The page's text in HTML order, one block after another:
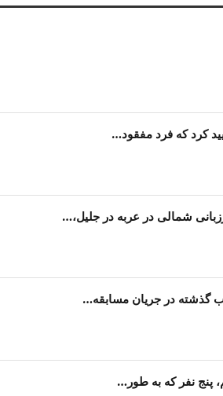
شمالی در عربه در جلیل،…
گذشته در جریان مسابقه…
پنج نفر که به طور…